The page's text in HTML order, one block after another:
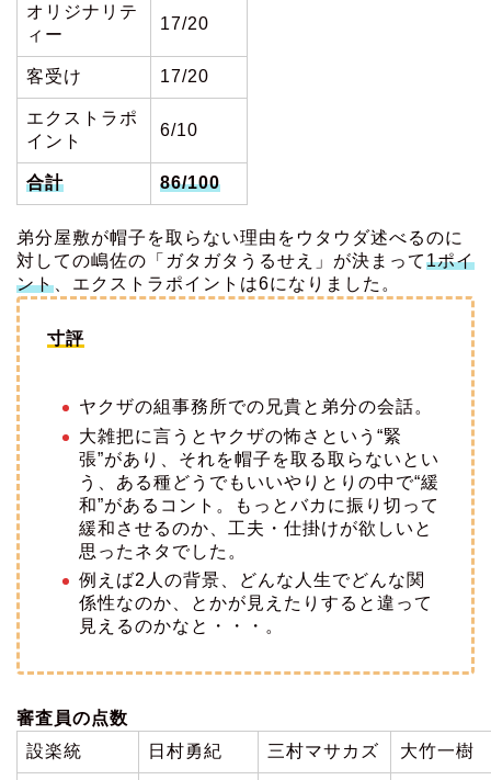
オリジナリテ
ィー
17/20
客受け 17/20
エクストラポ
イント
6/10
合計 86/100
弟分屋敷が帽子を取らない理由をウタウダ述べるのに
対しての嶋佐の「ガタガタうるせえ」が決まって1ポイ
ント 、エクストラポイントは6になりました。
寸評
ヤクザの組事務所での兄貴と弟分の会話。
大雑把に言うとヤクザの怖さという“緊
張”があり、それを帽子を取る取らないとい
う、ある種どうでもいいやりとりの中で“緩
和”があるコント。もっとバカに振り切って
緩和させるのか、工夫・仕掛けが欲しいと
思ったネタでした。
例えば2人の背景、どんな人生でどんな関
係性なのか、とかが見えたりすると違って
見えるのかなと・・・。
審査員の点数
設楽統
日村勇紀 三村マサカズ 大竹一樹